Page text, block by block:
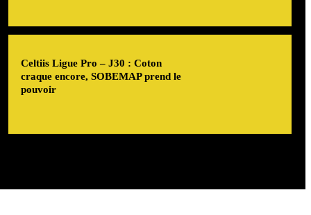
Celtiis Ligue Pro – J30 : Coton
craque encore, SOBEMAP prend le
pouvoir